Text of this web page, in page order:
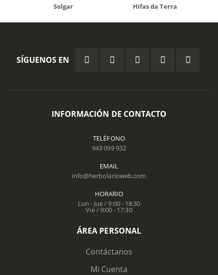
Solgar Hifas da Terra
SÍGUENOS EN
INFORMACIÓN DE CONTACTO
TELÉFONO
943 099 932
EMAIL
info@herbolarioweb.com
HORARIO
Lun - Jue / 9:00 - 18:30
Vie / 9:00 - 17:30
ÁREA PERSONAL
Contáctanos
Mi Cuenta